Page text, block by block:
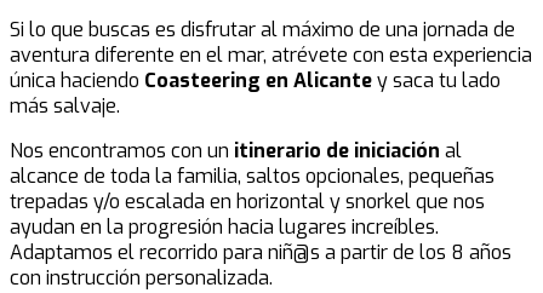
Si lo que buscas es disfrutar al máximo de una jornada de
aventura diferente en el mar, atrévete con esta experiencia
única haciendo Coasteering en Alicantey saca tu lado
más salvaje.
Nos encontramos con un itinerario de iniciación al
alcance de toda la familia, saltos opcionales, pequeñas
trepadas y/o escalada en horizontal y snorkel que nos
ayudan en la progresión hacia lugares increíbles.
Adaptamos el recorrido para niñ@s a partir de los 8 años
con instrucción personalizada.